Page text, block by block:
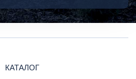
КАТАЛОГ